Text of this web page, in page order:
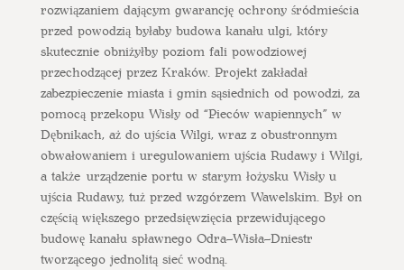
rozwiązaniem dającym gwarancję ochrony śródmieścia
przed powodzią byłaby budowa kanału ulgi, który
skutecznie obniżyłby poziom fali powodziowej
przechodzącej przez Kraków. Projekt zakładał
zabezpieczenie miasta i gmin sąsiednich od powodzi, za
pomocą przekopu Wisły od “Pieców wapiennych” w
Dębnikach, aż do ujścia Wilgi, wraz z obustronnym
obwałowaniem i uregulowaniem ujścia Rudawy i Wilgi,
a także urządzenie portu w starym łożysku Wisły u
ujścia Rudawy, tuż przed wzgórzem Wawelskim. Był on
częścią większego przedsięwzięcia przewidującego
budowę kanału spławnego Odra–Wisła–Dniestr
tworzącego jednolitą sieć wodną.